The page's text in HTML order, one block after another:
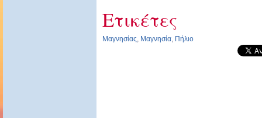
Ετικέτες
Μαγνησίας, Μαγνησία, Πήλιο